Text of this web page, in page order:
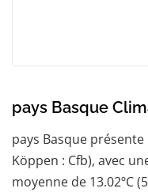
pays Basque
pays Basque
Köppen : Cfb), avec
moyenne de 13.02ºC